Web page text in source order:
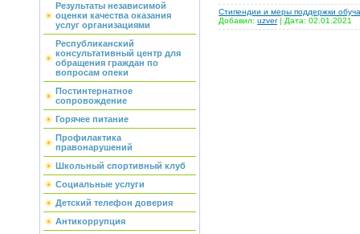
Результаты независимой
оценки качества оказания
услуг организациями
Республиканский
консультативный центр для
обращения граждан по
вопросам опеки
Постинтернатное
сопровождение
Горячее питание
Профилактика
правонарушений
Школьный спортивный клуб
Социальные услуги
Детский телефон доверия
Антикоррупция
Стипендии и меры поддержки
Добавил: uzver| Дата: 02.01.2021